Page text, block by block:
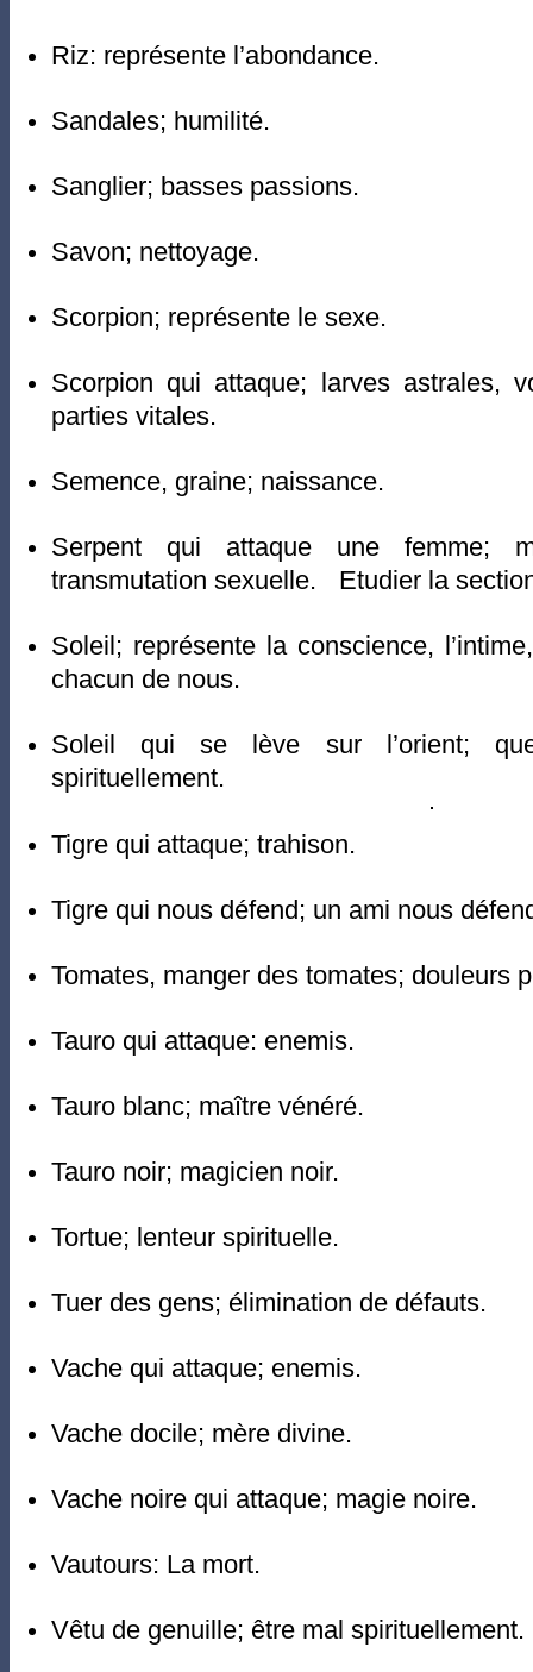
Riz: représente l’abondance.
Sandales; humilité.
Sanglier; basses passions.
Savon; nettoyage.
Scorpion; représente le sexe.
Scorpion qui attaque; larves astrales,
parties vitales.
Semence, graine; naissance.
Serpent qui attaque une femme;
transmutation sexuelle. Etudier la
Soleil; représente la conscience,
chacun de nous.
Soleil qui se lève sur l’orient;
spirituellement.
Tigre qui attaque; trahison.
Tigre qui nous défend; un ami nous
Tomates, manger des tomates; douleurs
Tauro qui attaque: enemis.
Tauro blanc; maître vénéré.
Tauro noir; magicien noir.
Tortue; lenteur spirituelle.
Tuer des gens; élimination de défauts.
Vache qui attaque; enemis.
Vache docile; mère divine.
Vache noire qui attaque; magie noire.
Vautours: La mort.
Vêtu de genuille; être mal spirituellement.